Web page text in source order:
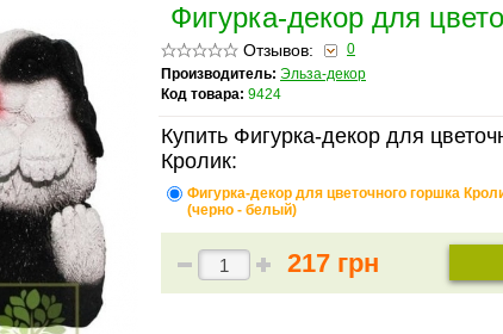
Фигурка-декор для
Отзывов:
0
Производитель: Эльза-декор
Код товара: 9424
Купить Фигурка-декор для
Кролик:
Фигурка-декор для цветочного горшка
(черно - белый)
217 грн